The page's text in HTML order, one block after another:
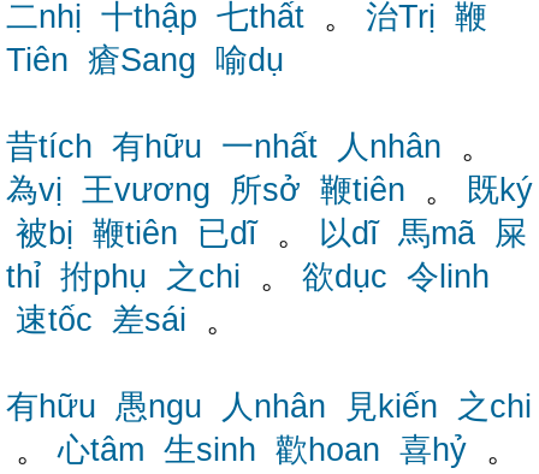
二nhị 十thập 七thất 。 治Trị 鞭
Tiên 瘡Sang 喻dụ
昔tích 有hữu 一nhất 人nhân 。
為vị 王vương 所sở 鞭tiên 。 既ký
被bị 鞭tiên 已dĩ。 以dĩ 馬mã 屎
thỉ 拊phụ 之chi 。 欲dục 令linh
速tốc 差sái 。
有hữu 愚ngu 人nhân 見kiến
之chi
。心tâm 生sinh 歡hoan 喜hỷ 。